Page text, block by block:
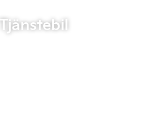
Tjänstebil